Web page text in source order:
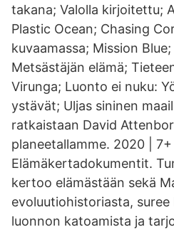
takana; Valolla kirjoitettu;
Plastic Ocean; Chasing
kuvaamassa; Mission
Metsästäjän elämä;
Virunga; Luonto ei nuku:
ystävät; Uljas sininen
ratkaistaan David
planeetallamme. 2020 | 7+
Elämäkertadokumentit.
kertoo elämästään sekä
evoluutiohistoriasta,
luonnon katoamista ja